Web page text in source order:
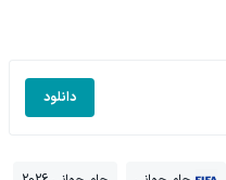
دانلود